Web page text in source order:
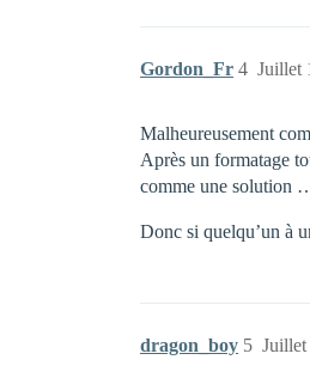
Gordon_Fr Juillet
4
Malheureusement
Après un formatage
comme une solution
Donc si quelqu’un à
dragon_boy Juillet
5